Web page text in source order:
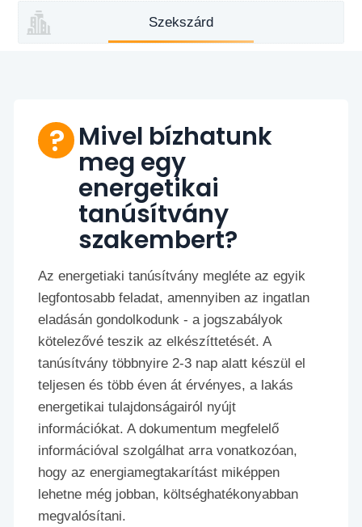
Szekszárd
Mivel bízhatunk
meg egy
energetikai
tanúsítvány
szakembert?
Az energetiaki tanúsítvány megléte az egyik
legfontosabb feladat, amennyiben az ingatlan
eladásán gondolkodunk - a jogszabályok
kötelezővé teszik az elkészíttetését. A
tanúsítvány többnyire 2-3 nap alatt készül el
teljesen és több éven át érvényes, a lakás
energetikai tulajdonságairól nyújt
információkat. A dokumentum megfelelő
információval szolgálhat arra vonatkozóan,
hogy az energiamegtakarítást miképpen
lehetne még jobban, költséghatékonyabban
megvalósítani.